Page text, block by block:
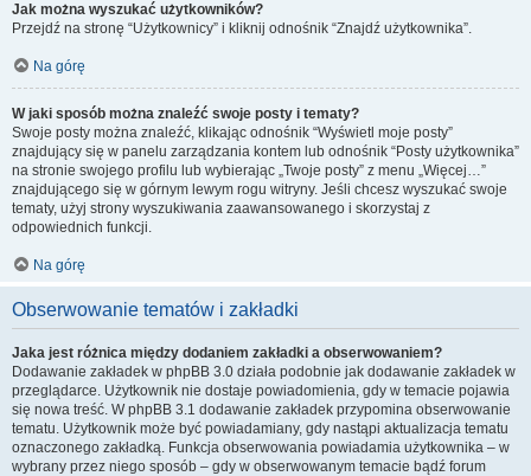
Jak można wyszukać użytkowników?
Przejdź na stronę “Użytkownicy” i kliknij odnośnik “Znajdź użytkownika”.
Na górę
W jaki sposób można znaleźć swoje posty i tematy?
Swoje posty można znaleźć, klikając odnośnik “Wyświetl moje posty”
znajdujący się w panelu zarządzania kontem lub odnośnik “Posty użytkownika”
na stronie swojego profilu lub wybierając „Twoje posty” z menu „Więcej…”
znajdującego się w górnym lewym rogu witryny. Jeśli chcesz wyszukać swoje
tematy, użyj strony wyszukiwania zaawansowanego i skorzystaj z
odpowiednich funkcji.
Na górę
Obserwowanie tematów i zakładki
Jaka jest różnica między dodaniem zakładki a obserwowaniem?
Dodawanie zakładek w phpBB 3.0 działa podobnie jak dodawanie zakładek w
przeglądarce. Użytkownik nie dostaje powiadomienia, gdy w temacie pojawia
się nowa treść. W phpBB 3.1 dodawanie zakładek przypomina obserwowanie
tematu. Użytkownik może być powiadamiany, gdy nastąpi aktualizacja tematu
oznaczonego zakładką. Funkcja obserwowania powiadamia użytkownika – w
wybrany przez niego sposób – gdy w obserwowanym temacie bądź forum